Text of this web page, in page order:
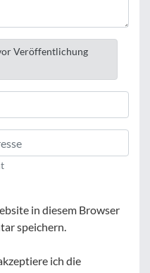
Veröffentlichung
in diesem Browser
speichern.
ich die